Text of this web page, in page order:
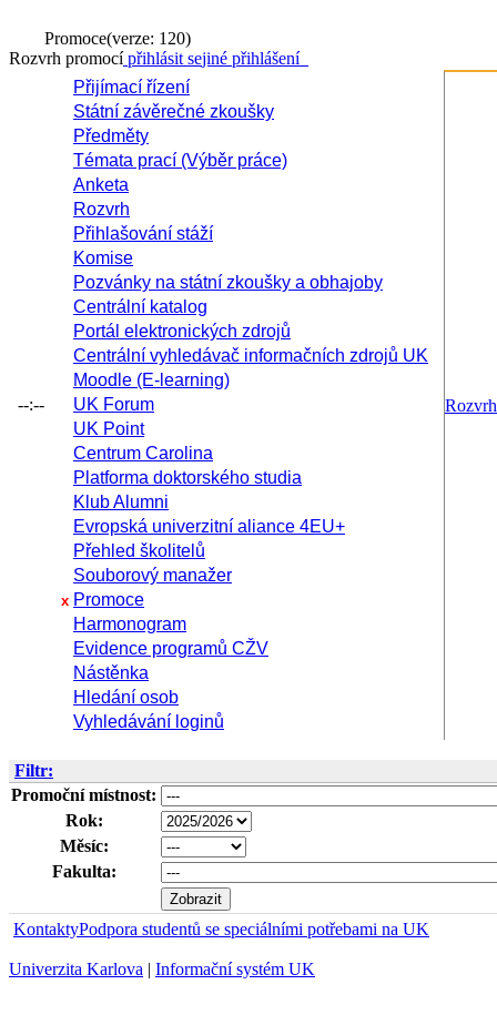
Promoce(verze: 120)
Rozvrh promocí přihlásit sejiné přihlášení
--:--
Přijímací řízení
Státní závěrečné zkoušky
Předměty
Témata prací (Výběr práce)
Anketa
Rozvrh
Přihlašování stáží
Komise
Pozvánky na státní zkoušky a obhajoby
Centrální katalog
Portál elektronických zdrojů
Centrální vyhledávač informačních zdrojů UK
Moodle (E-learning)
UK Forum
UK Point
Centrum Carolina
Platforma doktorského studia
Klub Alumni
Evropská univerzitní aliance 4EU+
Přehled školitelů
Souborový manažer
x Promoce
Harmonogram
Evidence programů CŽV
Nástěnka
Hledání osob
Vyhledávání loginů
Filtr:
Promoční místnost:
Rok:
Měsíc:
Fakulta:
KontaktyPodpora studentů se speciálními potřebami na UK
Univerzita Karlova | Informační systém UK